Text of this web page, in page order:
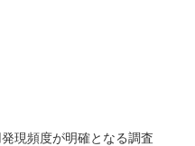
現頻度が明確となる調査